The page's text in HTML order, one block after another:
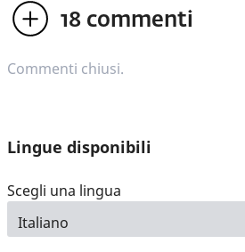
18 commenti
Commenti chiusi.
Lingue disponibili
Scegli una lingua